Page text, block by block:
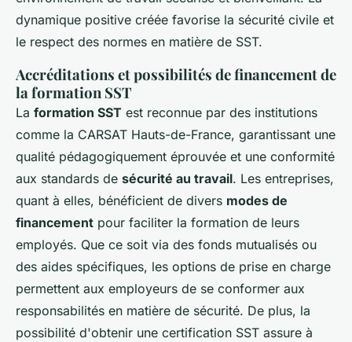
dynamique positive créée favorise la sécurité civile et
le respect des normes en matière de SST.
Accréditations et possibilités de financement de
la formation SST
La formation SST est reconnue par des institutions
comme la CARSAT Hauts-de-France, garantissant une
qualité pédagogiquement éprouvée et une conformité
aux standards de sécurité au travail. Les entreprises,
quant à elles, bénéficient de divers modes de
financement pour faciliter la formation de leurs
employés. Que ce soit via des fonds mutualisés ou
des aides spécifiques, les options de prise en charge
permettent aux employeurs de se conformer aux
responsabilités en matière de sécurité. De plus, la
possibilité d'obtenir une certification SST assure à